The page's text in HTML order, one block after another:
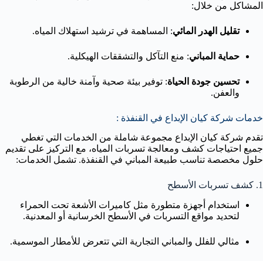
المشاكل من خلال:
تقليل الهدر المائي: المساهمة في ترشيد استهلاك المياه.
حماية المباني: منع التآكل والتشققات الهيكلية.
تحسين جودة الحياة: توفير بيئة صحية وآمنة خالية من الرطوبة
والعفن.
خدمات شركة كيان الإبداع في القنفذة :
تقدم شركة كيان الإبداع مجموعة شاملة من الخدمات التي تغطي
جميع احتياجات كشف ومعالجة تسربات المياه، مع التركيز على تقديم
حلول مخصصة تناسب طبيعة المباني في القنفذة. تشمل الخدمات:
1. كشف تسربات الأسطح
استخدام أجهزة متطورة مثل كاميرات الأشعة تحت الحمراء
لتحديد مواقع التسربات في الأسطح الخرسانية أو المعدنية.
مثالي للفلل والمباني التجارية التي تتعرض للأمطار الموسمية.